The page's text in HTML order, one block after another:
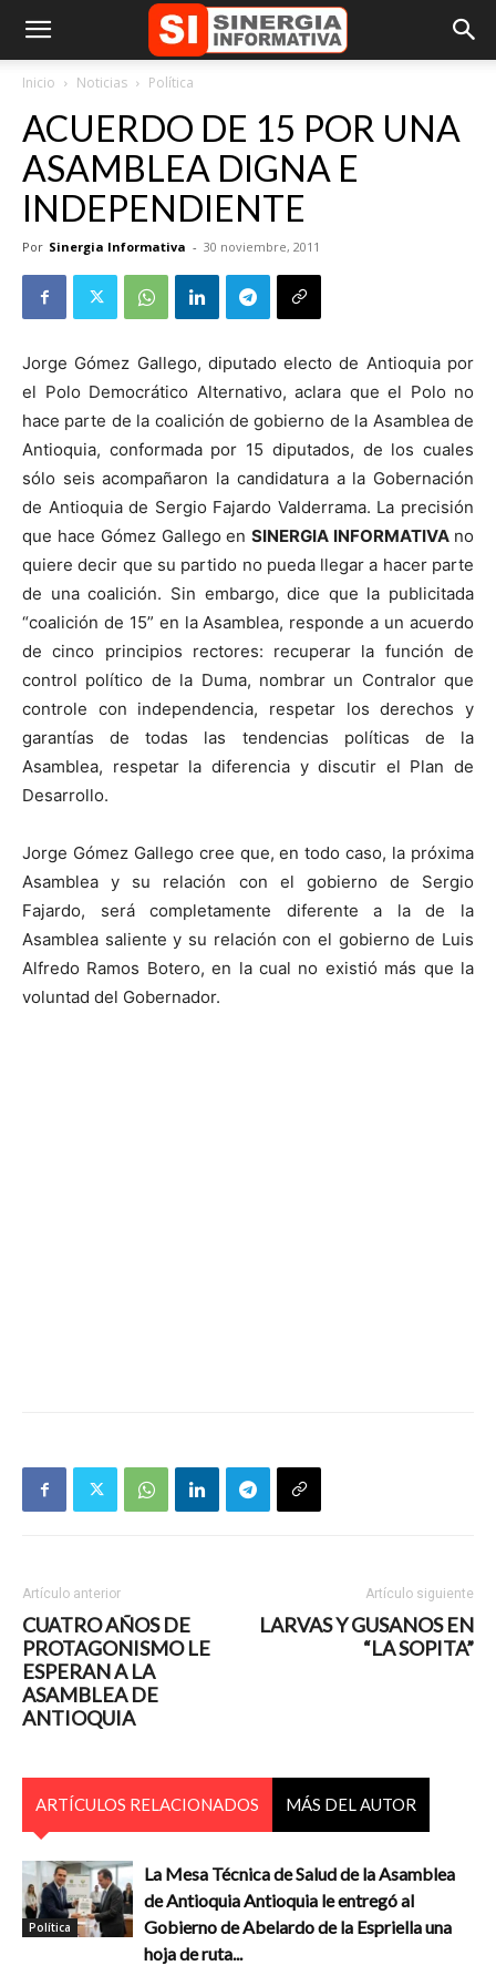
Inicio Noticias Política
ACUERDO DE 15 POR UNA
ASAMBLEA DIGNA E
INDEPENDIENTE
Por Sinergia Informativa - 30 noviembre, 2011
Jorge Gómez Gallego, diputado electo de Antioquia por
el Polo Democrático Alternativo, aclara que el Polo no
hace parte de la coalición de gobierno de la Asamblea de
Antioquia, conformada por 15 diputados, de los cuales
sólo seis acompañaron la candidatura a la Gobernación
de Antioquia de Sergio Fajardo Valderrama. La precisión
que hace Gómez Gallego enSINERGIA INFORMATIVA no
quiere decir que su partido no pueda llegar a hacer parte
de una coalición. Sin embargo, dice que la publicitada
“coalición de 15” en la Asamblea, responde a un acuerdo
de cinco principios rectores: recuperar la función de
control político de la Duma, nombrar un Contralor que
controle con independencia, respetar los derechos y
garantías de todas las tendencias políticas de la
Asamblea, respetar la diferencia y discutir el Plan de
Desarrollo.
Jorge Gómez Gallego cree que, en todo caso, la próxima
Asamblea y su relación con el gobierno de Sergio
Fajardo, será completamente diferente a la de la
Asamblea saliente y su relación con el gobierno de Luis
Alfredo Ramos Botero, en la cual no existió más que la
voluntad del Gobernador.
Artículo anterior
CUATRO AÑOS DE
PROTAGONISMO LE
ESPERAN A LA
ASAMBLEA DE
ANTIOQUIA
Artículo siguiente
LARVAS Y GUSANOS EN
“LA SOPITA”
ARTÍCULOS RELACIONADOS MÁS DEL AUTOR
Política
La Mesa Técnica de Salud de la Asamblea
de Antioquia Antioquia le entregó al
Gobierno de Abelardo de la Espriella una
hoja de ruta...